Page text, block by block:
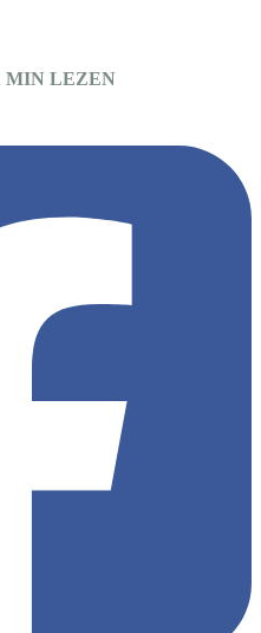
MIN LEZEN